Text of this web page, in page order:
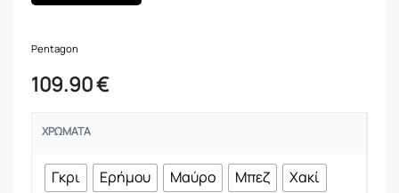
Pentagon
109.90€
ΧΡΏΜΑΤΑ
Γκρι Ερήμου Μαύρο Μπεζ Χακί